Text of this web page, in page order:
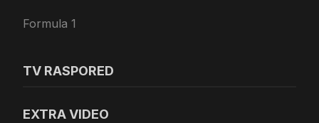
Formula 1
TV RASPORED
EXTRA VIDEO